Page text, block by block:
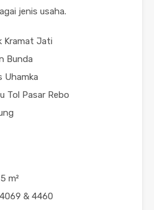
jenis usaha.
Kramat Jati
Bunda
Uhamka
Tol Pasar Rebo
m²
& 4460